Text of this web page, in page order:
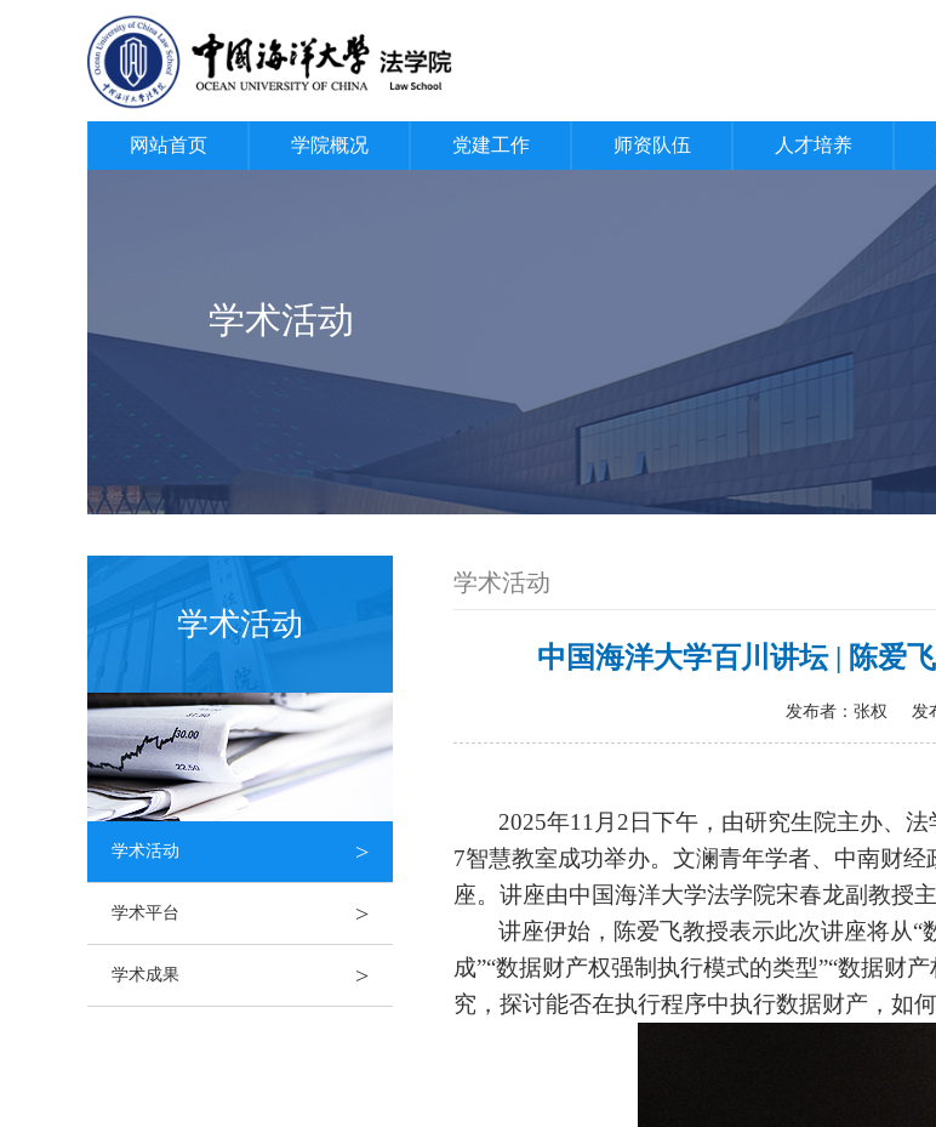
网站首页 学院概况 党建工作 师资队伍 人才培养
学术活动
学术活动
学术活动 >
学术平台 >
学术成果 >
学术活动
中国海洋大学百川讲坛 | 陈爱
发布者：张权 发
2025年11 月 2 日下午，由研究生院主办、
7智慧教室成功举办。文澜青年学者、中南财
座。讲座由中国海洋大学法学院宋春龙副教授
讲座伊始，陈爱飞教授表示此次讲座将从“
成”“数据财产权强制执行模式的类型”“数据财
究，探讨能否在执行程序中执行数据财产，如